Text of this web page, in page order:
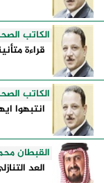
الكاتب
قراءة
الكاتب
انتبهوا
القبطان
العد